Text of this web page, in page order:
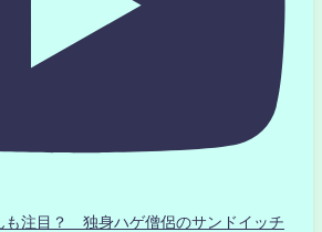
も注目？ 独身ハゲ僧侶のサンドイッチ